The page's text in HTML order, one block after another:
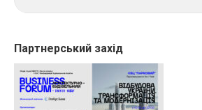
Партнерський захід